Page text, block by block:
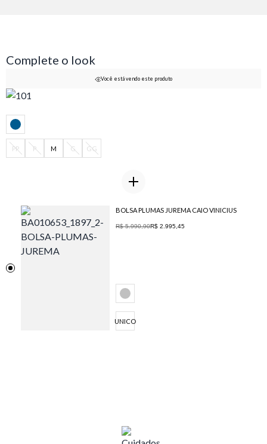
Complete o look
Você está vendo este produto
PP P M G GG
BOLSA PLUMAS JUREMA CAIO VINICIUS
R$ 5.990,90R$ 2.995,45
UNICO